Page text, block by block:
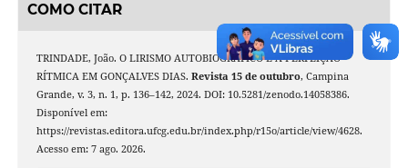
COMO CITAR
TRINDADE, João. O LIRISMO AUTOBIOGRÁFICO E A PERFEIÇÃO
RÍTMICA EM GONÇALVES DIAS. Revista 15 de outubro, Campina
Grande, v. 3, n. 1, p. 136–142, 2024. DOI: 10.5281/zenodo.14058386.
Disponível em:
https://revistas.editora.ufcg.edu.br/index.php/r15o/article/view/4628.
Acesso em: 7 ago. 2026.